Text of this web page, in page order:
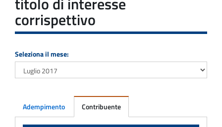
corrispettivo
Seleziona il mese:
Adempimento Contribuente